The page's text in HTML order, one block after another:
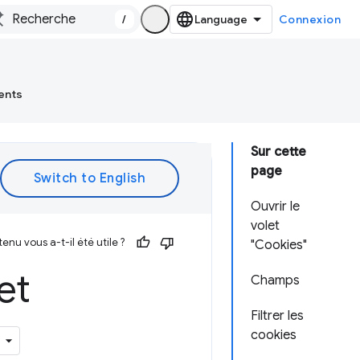
/ Connexion
Sur cette
page
Ouvrir le
volet
"Cookies"
Champs
Filtrer les
cookies
vous a-t-il été utile ?